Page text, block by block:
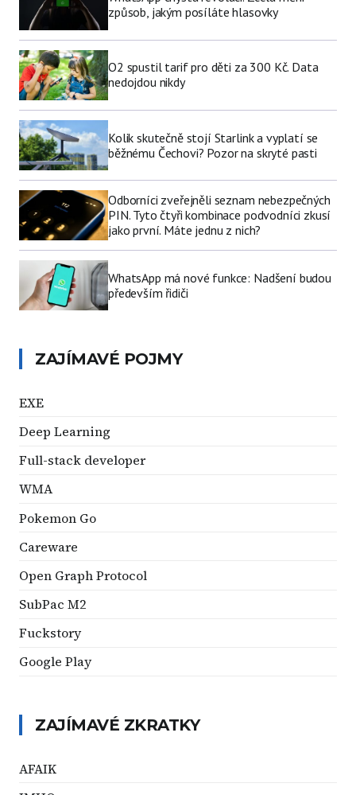
způsob, jakým posíláte hlasovky
O2 spustil tarif pro děti za 300 Kč. Data
nedojdou nikdy
Kolik skutečně stojí Starlink a vyplatí se
běžnému Čechovi? Pozor na skryté pasti
Odborníci zveřejněli seznam nebezpečných
PIN. Tyto čtyři kombinace podvodníci zkusí
jako první. Máte jednu z nich?
WhatsApp má nové funkce: Nadšení budou
především řidiči
ZAJÍMAVÉ POJMY
EXE
Deep Learning
Full-stack developer
WMA
Pokemon Go
Careware
Open Graph Protocol
SubPac M2
Fuckstory
Google Play
ZAJÍMAVÉ ZKRATKY
AFAIK